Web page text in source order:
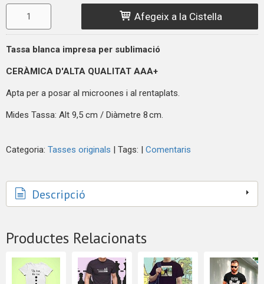
Afegeix a la Cistella
Tassa blanca impresa per sublimació
CERÀMICA D'ALTA QUALITAT AAA+
Apta per a posar al microones i al rentaplats.
Mides Tassa: Alt 9,5 cm / Diàmetre 8 cm.
Categoria: Tasses originals | Tags: | Comentaris
Descripció
Productes Relacionats